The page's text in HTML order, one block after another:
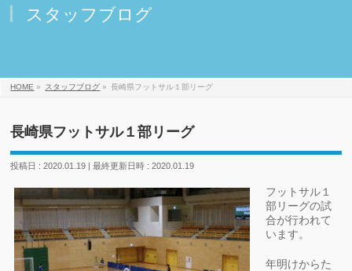
スタッフブログ
HOME » スタッフブログ » 長崎県フットサル１部リーグ
長崎県フットサル１部リーグ
投稿日 : 2020.01.19 最終更新日時 : 2020.01.19
フットサル１
部リーグの試
合が行われて
います。
年明けからた